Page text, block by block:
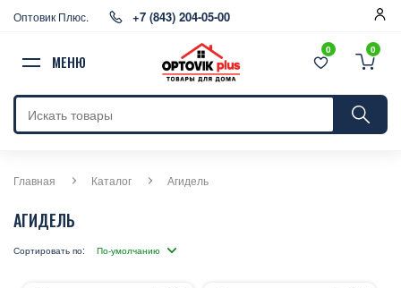
Оптовик Плюс. +7 (843) 204-05-00
МЕНЮ
0 0
Главная Каталог Агидель
АГИДЕЛЬ
Сортировать по: